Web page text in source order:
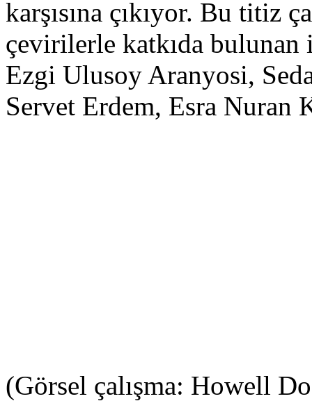
karşısına çıkıyor. Bu titiz
çevirilerle katkıda
Ezgi Ulusoy Aranyosi,
Servet Erdem, Esra Nuran
(Görsel çalışma: Howell